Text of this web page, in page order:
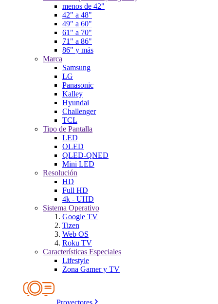
menos de 42"
42" a 48"
49" a 60"
61" a 70"
71" a 86"
86" y más
Marca
Samsung
LG
Panasonic
Kalley
Hyundai
Challenger
TCL
Tipo de Pantalla
LED
OLED
QLED-QNED
Mini LED
Resolución
HD
Full HD
4k - UHD
Sistema Operativo
Google TV
Tizen
Web OS
Roku TV
Características Especiales
Lifestyle
Zona Gamer y TV
Proyectores